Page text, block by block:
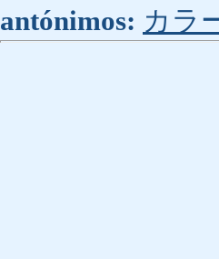
antónimos: カラ